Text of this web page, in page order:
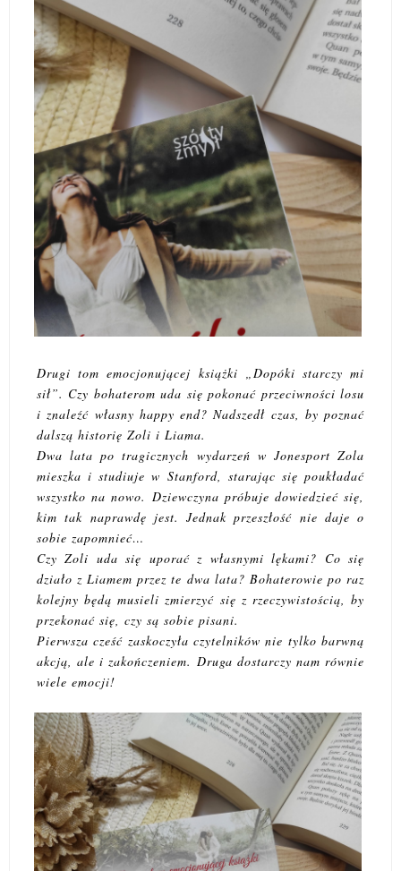
Drugi tom emocjonującej książki „Dopóki starczy mi
sił”. Czy bohaterom uda się pokonać przeciwności losu
i znaleźć własny happy end? Nadszedł czas, by poznać
dalszą historię Zoli i Liama.
Dwa lata po tragicznych wydarzeń w Jonesport Zola
mieszka i studiuje w Stanford, starając się poukładać
wszystko na nowo. Dziewczyna próbuje dowiedzieć się,
kim tak naprawdę jest. Jednak przeszłość nie daje o
sobie zapomnieć…
Czy Zoli uda się uporać z własnymi lękami? Co się
działo z Liamem przez te dwa lata? Bohaterowie po raz
kolejny będą musieli zmierzyć się z rzeczywistością, by
przekonać się, czy są sobie pisani.
Pierwsza cześć zaskoczyła czytelników nie tylko barwną
akcją, ale i zakończeniem. Druga dostarczy nam równie
wiele emocji!